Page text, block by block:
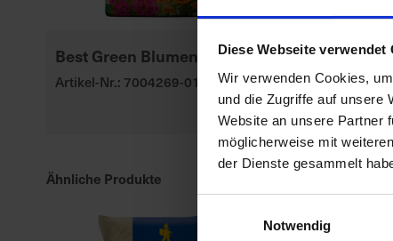
Diese Webseite verwendet
Wir verwenden Cookies,
und die Zugriffe auf unsere
Website an unsere Partner
möglicherweise mit
der Dienste gesammelt
Notwendig
Best Green Blumenerde
Artikel-Nr.: 7004269-01-cfg
Spielrasen
Artikel-Nr.:
Ähnliche Produkte